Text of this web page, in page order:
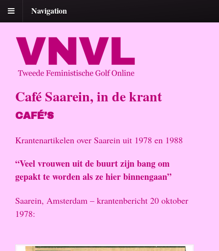
Navigation
Café Saarein, in de krant
CAFÉ’S
Krantenartikelen over Saarein uit 1978 en 1988
“Veel vrouwen uit de buurt zijn bang om
gepakt te worden als ze hier binnengaan”
Saarein, Amsterdam – krantenbericht 20 oktober
1978: